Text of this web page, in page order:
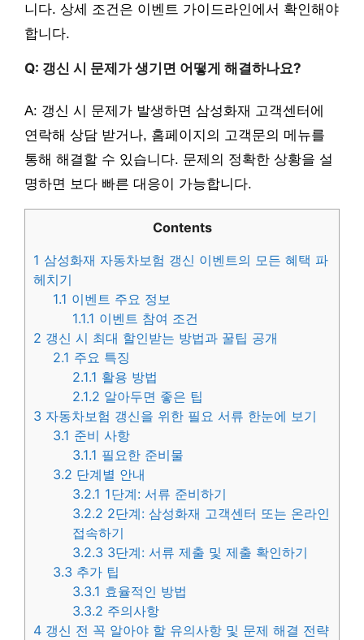
니다. 상세 조건은 이벤트 가이드라인에서 확인해야
합니다.
Q: 갱신 시 문제가 생기면 어떻게 해결하나요?
A: 갱신 시 문제가 발생하면 삼성화재 고객센터에
연락해 상담 받거나, 홈페이지의 고객문의 메뉴를
통해 해결할 수 있습니다. 문제의 정확한 상황을 설
명하면 보다 빠른 대응이 가능합니다.
Contents
1 삼성화재 자동차보험 갱신 이벤트의 모든 혜택 파
헤치기
1.1 이벤트 주요 정보
1.1.1 이벤트 참여 조건
2 갱신 시 최대 할인받는 방법과 꿀팁 공개
2.1 주요 특징
2.1.1 활용 방법
2.1.2 알아두면 좋은 팁
3 자동차보험 갱신을 위한 필요 서류 한눈에 보기
3.1 준비 사항
3.1.1 필요한 준비물
3.2 단계별 안내
3.2.1 1단계: 서류 준비하기
3.2.2 2단계: 삼성화재 고객센터 또는 온라인
접속하기
3.2.3 3단계: 서류 제출 및 제출 확인하기
3.3 추가 팁
3.3.1 효율적인 방법
3.3.2 주의사항
4 갱신 전 꼭 알아야 할 유의사항 및 문제 해결 전략